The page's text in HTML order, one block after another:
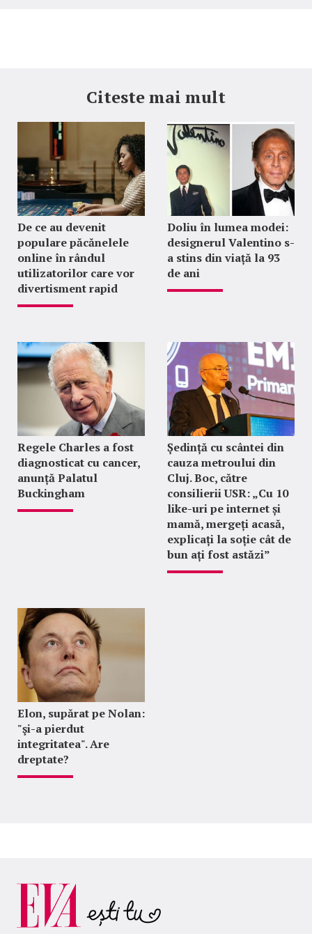
Citeste mai mult
De ce au devenit
populare păcănelele
online în rândul
utilizatorilor care vor
divertisment rapid
Doliu în lumea modei:
designerul Valentino s-
a stins din viață la 93
de ani
Regele Charles a fost
diagnosticat cu cancer,
anunță Palatul
Buckingham
Ședință cu scântei din
cauza metroului din
Cluj. Boc, către
consilierii USR: „Cu 10
like-uri pe internet și
mamă, mergeți acasă,
explicați la soție cât de
bun ați fost astăzi”
Elon, supărat pe Nolan:
"şi-a pierdut
integritatea". Are
dreptate?